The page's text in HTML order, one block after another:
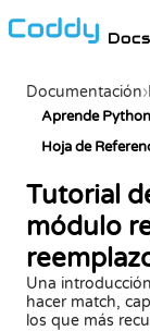
Docs
Documentación›
Aprende Python
Hoja de
Tutorial
módulo
Una
hacer match,
los que más